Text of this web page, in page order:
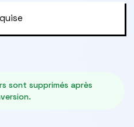
sont supprimés après